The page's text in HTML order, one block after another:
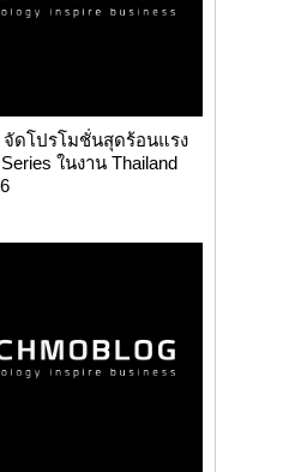
จัดโปรโมชั่นสุดร้อนแรง
ในงาน Thailand